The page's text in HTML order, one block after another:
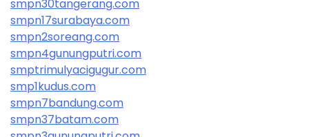
smpn30tangerang.com
smpn17surabaya.com
smpn2soreang.com
smpn4gunungputri.com
smptrimulyacigugur.com
smp1kudus.com
smpn7bandung.com
smpn37batam.com